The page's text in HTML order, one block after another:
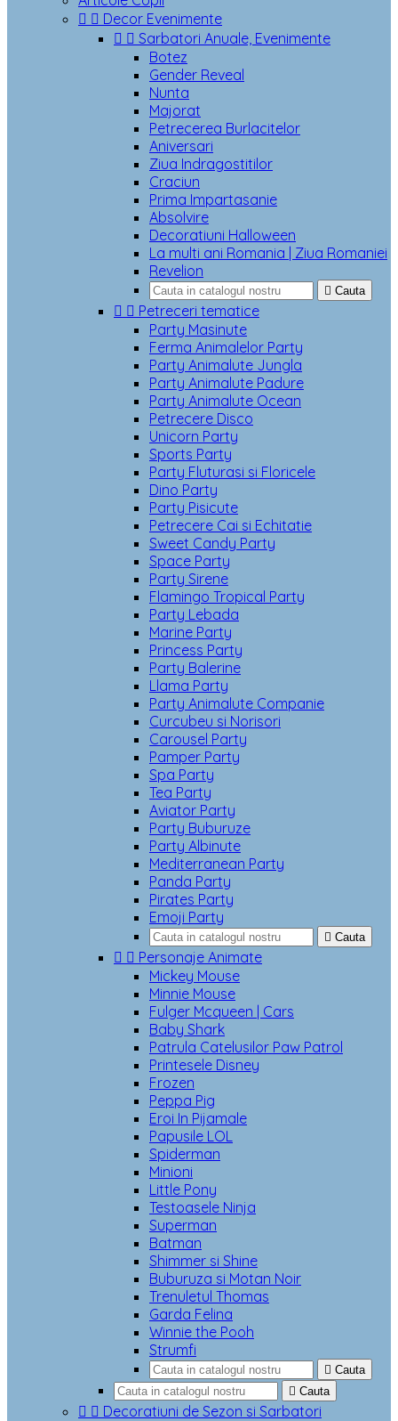
  Decor Evenimente
  Sarbatori Anuale, Evenimente
Botez
Gender Reveal
Nunta
Majorat
Petrecerea Burlacitelor
Aniversari
Ziua Indragostitilor
Craciun
Prima Impartasanie
Absolvire
Decoratiuni Halloween
La multi ani Romania | Ziua Romaniei
Revelion
 Cauta
  Petreceri tematice
Party Masinute
Ferma Animalelor Party
Party Animalute Jungla
Party Animalute Padure
Party Animalute Ocean
Petrecere Disco
Unicorn Party
Sports Party
Party Fluturasi si Floricele
Dino Party
Party Pisicute
Petrecere Cai si Echitatie
Sweet Candy Party
Space Party
Party Sirene
Flamingo Tropical Party
Party Lebada
Marine Party
Princess Party
Party Balerine
Llama Party
Party Animalute Companie
Curcubeu si Norisori
Carousel Party
Pamper Party
Spa Party
Tea Party
Aviator Party
Party Buburuze
Party Albinute
Mediterranean Party
Panda Party
Pirates Party
Emoji Party
 Cauta
  Personaje Animate
Mickey Mouse
Minnie Mouse
Fulger Mcqueen | Cars
Baby Shark
Patrula Catelusilor Paw Patrol
Printesele Disney
Frozen
Peppa Pig
Eroi In Pijamale
Papusile LOL
Spiderman
Minioni
Little Pony
Testoasele Ninja
Superman
Batman
Shimmer si Shine
Buburuza si Motan Noir
Trenuletul Thomas
Garda Felina
Winnie the Pooh
Strumfi
 Cauta
 Cauta
  Decoratiuni de Sezon si Sarbatori